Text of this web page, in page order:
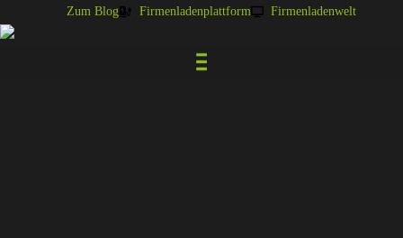
Zum Blog Firmenladenplattform Firmenladenwelt